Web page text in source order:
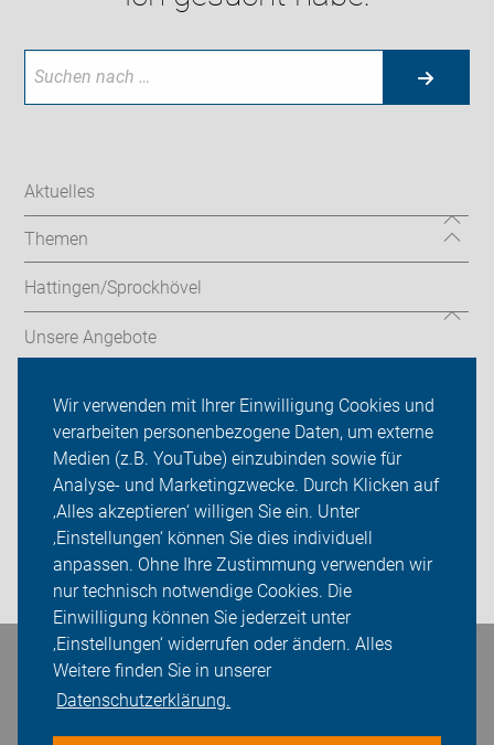
Wir verwenden mit Ihrer Einwilligung Cookies und
verarbeiten personenbezogene Daten, um externe
Medien (z.B. YouTube) einzubinden sowie für
Analyse- und Marketingzwecke. Durch Klicken auf
‚Alles akzeptieren‘ willigen Sie ein. Unter
‚Einstellungen‘ können Sie dies individuell
anpassen. Ohne Ihre Zustimmung verwenden wir
nur technisch notwendige Cookies. Die
Einwilligung können Sie jederzeit unter
‚Einstellungen‘ widerrufen oder ändern. Alles
Weitere finden Sie in unserer
Datenschutzerklärung.
Aktuelles
Themen
Hattingen/Sprockhövel
Unsere Angebote
ADFC Ennepe-Ruhr
Sei dabei
Presse
Login
Bleiben Sie in Kontakt